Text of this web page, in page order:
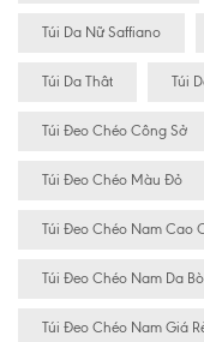
Túi Da Nữ Saffiano
Túi Da Thât Túi
Túi Đeo Chéo Công Sở
Túi Đeo Chéo Màu Đỏ
Túi Đeo Chéo Nam Cao
Túi Đeo Chéo Nam Da Bò
Túi Đeo Chéo Nam Giá